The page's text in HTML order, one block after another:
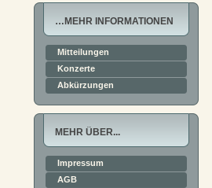
…MEHR INFORMATIONEN
Mitteilungen
Konzerte
Abkürzungen
MEHR ÜBER...
Impressum
AGB